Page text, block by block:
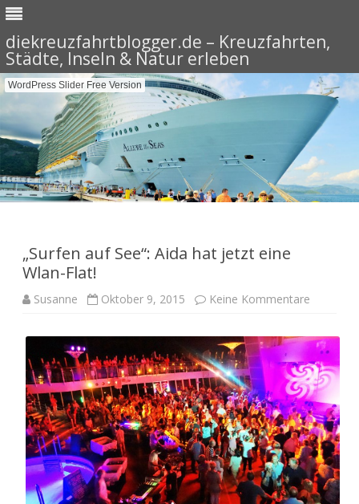
diekreuzfahrtblogger.de – Kreuzfahrten,
Städte, Inseln & Natur erleben
WordPress Slider Free Version
„Surfen auf See“: Aida hat jetzt eine
Wlan-Flat!
Susanne Oktober 9, 2015 Keine Kommentare
Aida
hat
jetzt
eine
Wlan-
Flat!